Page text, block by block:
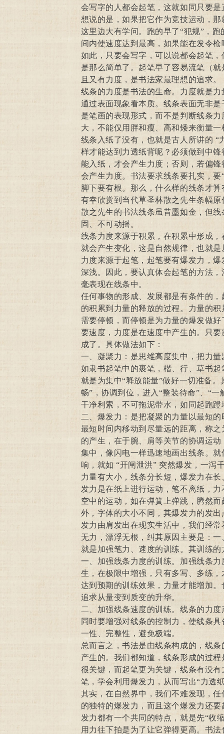
会写字的人都会起笔，这就如同只要
想说的是，如果把它作为竞技运动，
这里边大有学问。跑的早了“犯规”，
间内使速度达到最高，如果能在发令
如此，只要会写字，可以说都会起笔
是那么简单了。起笔早了容易流笔（
且又有力度，是书法家最理想的追求。
线条的力度是书法的生命。力度就是
通过表面现象看本质。线条表面无非
是笔画的表现形式，而不是判断线条
大，不能仅用胖和瘦、高和矮来衡量
线条入纸了没有，也就是古人所讲的 “
样才能达到力透纸背呢？必须做到中
能入纸，才会产生力度；否则，若偏
会产生力度。书法要求线条要扎实，
脚下要有根。那么，什么样的线条才
有幸欣赏到当代草圣林散之先生条幅
散之先生的书法线条虽昔墨如金，但
固、不可动摇。
线条力度来源于积累，在积累中形成
就会产生变化，这是自然规律，也就
力度来源于起笔，起笔要有爆发力，
深浅。因此，要认真体会起笔的方法
毫表现在线条中。
任何事物的形成、发展都是有条件的
的积累到力量的释放的过程。力量的
需要停顿，而停顿是为力量的爆发做
要速度，力度是在速度中产生的。只
成了。具体做法如下：
一、凝聚力：是思维高度集中，把力
如隶书起笔中的裹笔，楷、行、草书
就是为集中“释放能量”做好一切准备
畅”，协调到位，进入“整装待命”、“
干净利索，不可拖泥带水，如同起跑蹬
二、爆发力：是把凝聚的力量以最短
最短时间内移动到尽量远的距离，称
的产生，在于腕、肩等关节的协调运
集中，像闪电一样迅速地画出线条。
响，就如 “开闸泄洪” 突然爆发，一泻
力量有大小，线条分长短，爆发力在
发力是在纸上进行运动，笔不离纸，
空中的运动，如在弹簧上弹跳，腾然
外，字体的大小不同，其爆发力的发
发力由肩发出在现实生活中，我们经
无力，漂浮无根，纠其原因主要是：
就是加强笔力、速度的训练。其训练的
一、加强线条力度的训练。加强线条
生，在极限中增强，只有多写、多练
达到预期的训练效果，力量才能增加
追求从量变到质变的升华。
二、加强线条速度的训练。线条的力
同时要增强对线条的控制力，使线条
一性、完整性，避免极端。
总而言之，书法是由线条构成的，线
产生的。我们都知道，线条形成的
很关键，而起笔更为关键，线条有没
笔，学会利用爆发力，从而写出“力透
其实，在自然界中，我们不难发现，
的独特的爆发力，而且这个爆发力还
发力都有一个共同的特点，就是先“收
用力往下拍是为了让它弹得更高。书